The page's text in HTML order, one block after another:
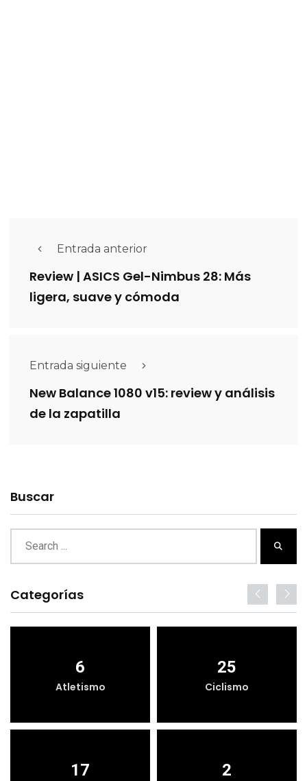
Entrada anterior
Review | ASICS Gel-Nimbus 28: Más
ligera, suave y cómoda
Entrada siguiente
New Balance 1080 v15: review y análisis
de la zapatilla
Buscar
Categorías
6
Atletismo
25
Ciclismo
17 2